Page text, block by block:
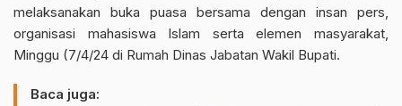
melaksanakan buka puasa bersama dengan insan pers,
organisasi mahasiswa Islam serta elemen masyarakat,
Minggu (7/4/24 di Rumah Dinas Jabatan Wakil Bupati.
Baca juga: